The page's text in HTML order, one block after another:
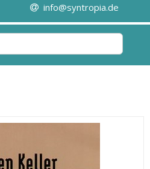
info@syntropia.de